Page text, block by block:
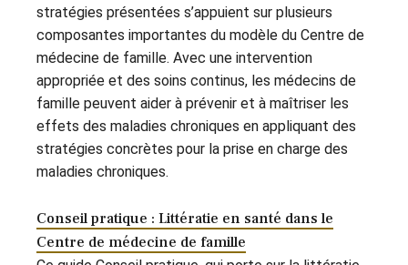
stratégies présentées s’appuient sur plusieurs
composantes importantes du modèle du Centre de
médecine de famille. Avec une intervention
appropriée et des soins continus, les médecins de
famille peuvent aider à prévenir et à maîtriser les
effets des maladies chroniques en appliquant des
stratégies concrètes pour la prise en charge des
maladies chroniques.
Conseil pratique : Littératie en santé dans le
Centre de médecine de famille